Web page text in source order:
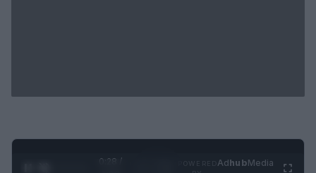
0:28 /
AdhubMedia